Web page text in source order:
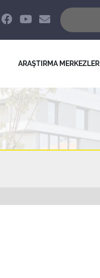
ARAŞTIRMA MERKEZLERİ